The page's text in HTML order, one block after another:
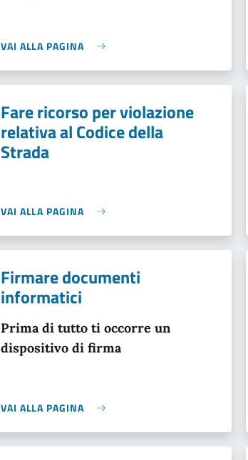
VAI ALLA PAGINA
Fare ricorso per violazione
relativa al Codice della
Strada
VAI ALLA PAGINA
Firmare documenti
informatici
Prima di tutto ti occorre un
dispositivo di firma
VAI ALLA PAGINA